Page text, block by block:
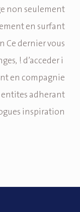
non seulement
en surfant
Ce dernier vous
! d’acceder i
en compagnie
entites adherant
inspiration